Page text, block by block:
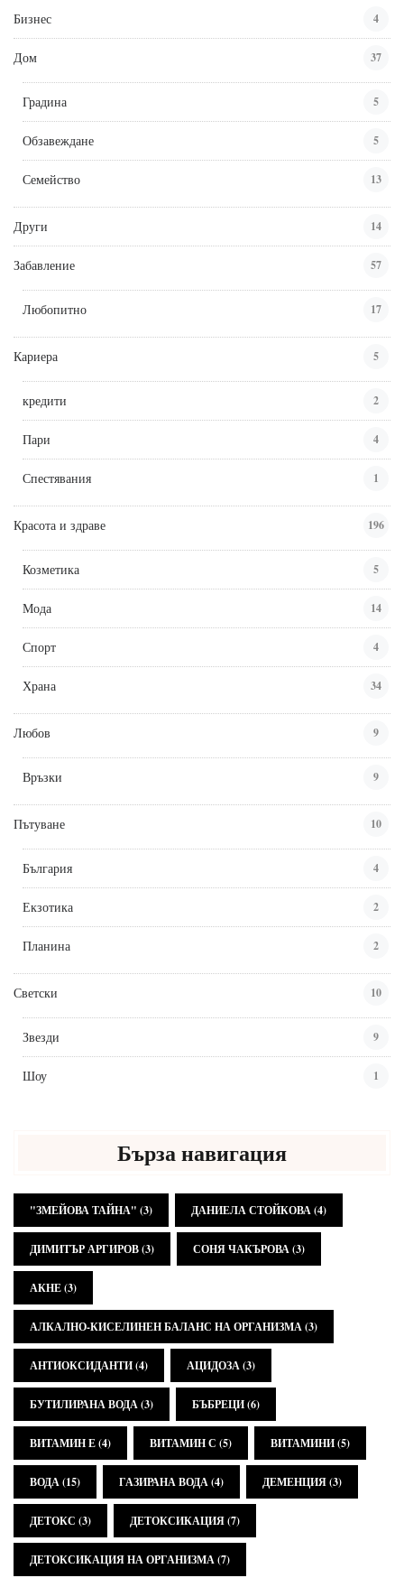
Бизнес 4
Дом 37
Градина 5
Обзавеждане 5
Семейство 13
Други 14
Забавление 57
Любопитно 17
Кариера 5
кредити 2
Пари 4
Спестявания 1
Красота и здраве 196
Козметика 5
Мода 14
Спорт 4
Храна 34
Любов 9
Връзки 9
Пътуване 10
България 4
Екзотика 2
Планина 2
Светски 10
Звезди 9
Шоу 1
Бърза навигация
"ЗМЕЙОВА ТАЙНА" (3) ДАНИЕЛА СТОЙКОВА(4)
ДИМИТЪР АРГИРОВ(3) СОНЯ ЧАКЪРОВА(3)
АКНЕ(3)
АЛКАЛНО-КИСЕЛИНЕН БАЛАНС НА ОРГАНИЗМА(3)
АНТИОКСИДАНТИ(4) АЦИДОЗА(3)
БУТИЛИРАНА ВОДА(3) БЪБРЕЦИ(6)
ВИТАМИН Е(4) ВИТАМИН С (5) ВИТАМИНИ(5)
ВОДА(15) ГАЗИРАНА ВОДА(4) ДЕМЕНЦИЯ(3)
ДЕТОКС (3) ДЕТОКСИКАЦИЯ(7)
ДЕТОКСИКАЦИЯ НА ОРГАНИЗМА(7)